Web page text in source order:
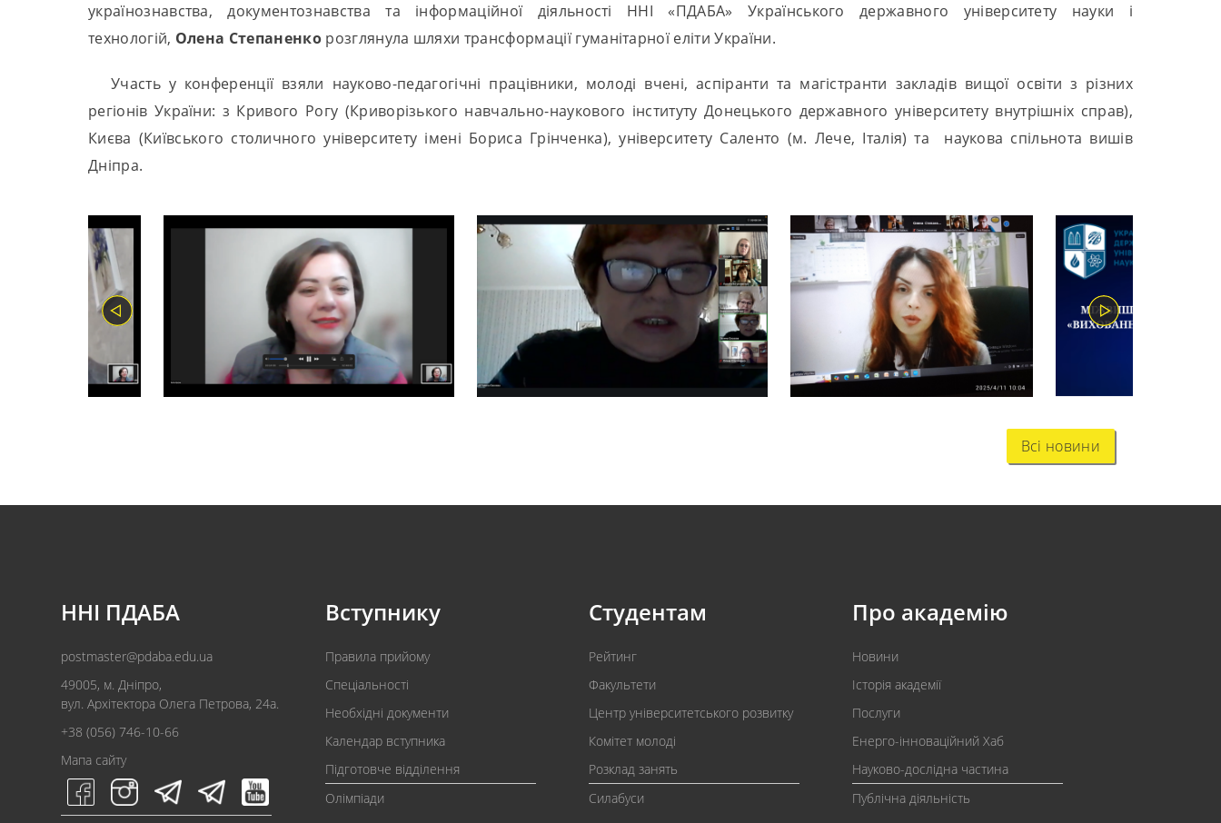
українознавства, документознавства та інформаційної діяльності ННІ «ПДАБА» Українського державного університету науки і
технологій, Олена Степаненко розглянула шляхи трансформації гуманітарної еліти України.
Участь у конференції взяли науково-педагогічні працівники, молоді вчені, аспіранти та магістранти закладів вищої освіти з різних
регіонів України: з Кривого Рогу (Криворізького навчально-наукового інституту Донецького державного університету внутрішніх справ),
Києва (Київського столичного університету імені Бориса Грінченка), університету Саленто (м. Лече, Італія) та наукова спільнота вишів
Дніпра.
Всі новини
ННІ ПДАБА
postmaster@pdaba.edu.ua
49005, м. Дніпро,
вул. Архітектора Олега Петрова, 24а.
+38 (056) 746-10-66
Мапа сайту
Вступнику
Правила прийому
Спеціальності
Необхідні документи
Календар вступника
Підготовче відділення
Олімпіади
Студентам
Рейтинг
Факультети
Центр університетського розвитку
Комітет молоді
Розклад занять
Силабуси
Про академію
Новини
Історія академії
Послуги
Енерго-інноваційний Хаб
Науково-дослідна частина
Публічна діяльність